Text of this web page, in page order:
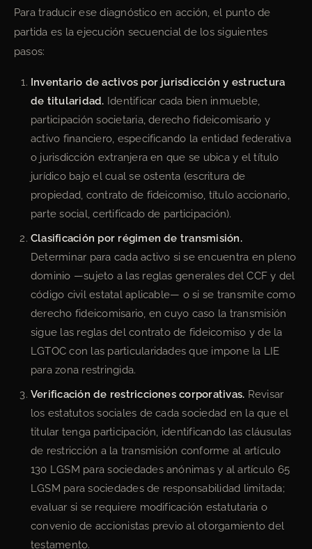
Para traducir ese diagnóstico en acción, el punto de
partida es la ejecución secuencial de los siguientes
pasos:
Inventario de activos por jurisdicción y estructura
de titularidad. Identificar cada bien inmueble,
participación societaria, derecho fideicomisario y
activo financiero, especificando la entidad federativa
o jurisdicción extranjera en que se ubica y el título
jurídico bajo el cual se ostenta (escritura de
propiedad, contrato de fideicomiso, título accionario,
parte social, certificado de participación).
Clasificación por régimen de transmisión.
Determinar para cada activo si se encuentra en pleno
dominio —sujeto a las reglas generales del CCF y del
código civil estatal aplicable— o si se transmite como
derecho fideicomisario, en cuyo caso la transmisión
sigue las reglas del contrato de fideicomiso y de la
LGTOC con las particularidades que impone la LIE
para zona restringida.
Verificación de restricciones corporativas. Revisar
los estatutos sociales de cada sociedad en la que el
titular tenga participación, identificando las cláusulas
de restricción a la transmisión conforme al artículo
130 LGSM para sociedades anónimas y al artículo 65
LGSM para sociedades de responsabilidad limitada;
evaluar si se requiere modificación estatutaria o
convenio de accionistas previo al otorgamiento del
testamento.